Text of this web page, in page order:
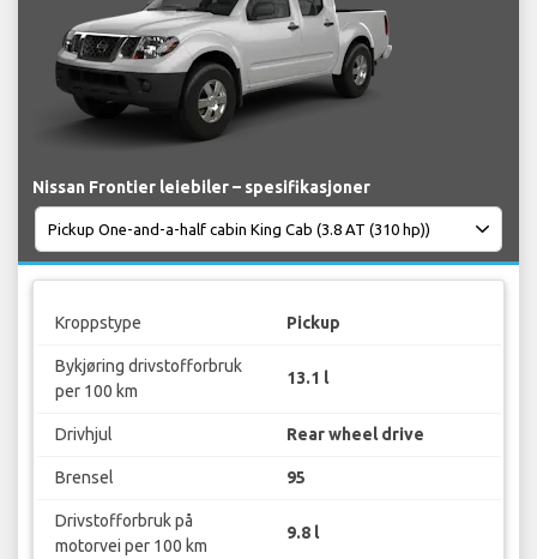
Nissan Frontier leiebiler – spesifikasjoner
Kroppstype Pickup
Bykjøring drivstofforbruk
per 100 km
13.1 l
Drivhjul Rear wheel drive
Brensel 95
Drivstofforbruk på
motorvei per 100 km
9.8 l